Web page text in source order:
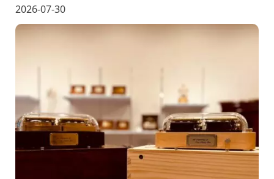
2026-07-30